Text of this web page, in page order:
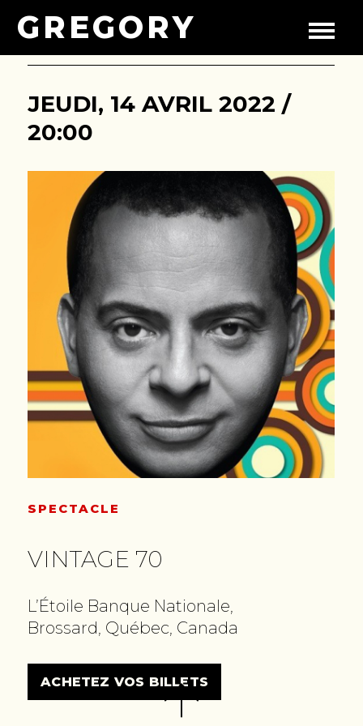
GREGORY
JEUDI, 14 AVRIL 2022 /
20:00
SPECTACLE
VINTAGE 70
L’Étoile Banque Nationale,
Brossard, Québec, Canada
ACHETEZ VOS BILLETS